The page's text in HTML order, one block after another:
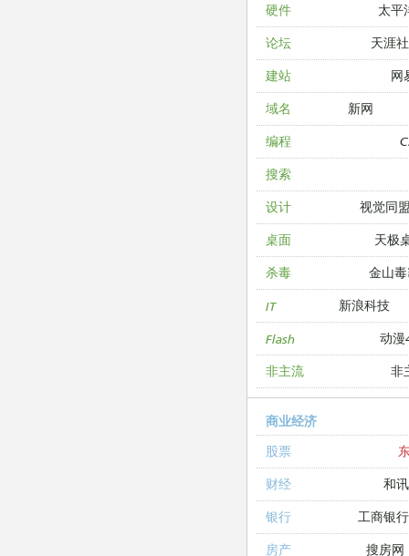
硬件 太平
论坛 天涯
建站 网
域名 新网
编程
搜索
设计 视觉同
桌面 天极
杀毒 金山
IT 新浪科技
Flash 动漫
非主流 非
商业经济
股票
财经 和
银行 工商银行
房产 搜房网